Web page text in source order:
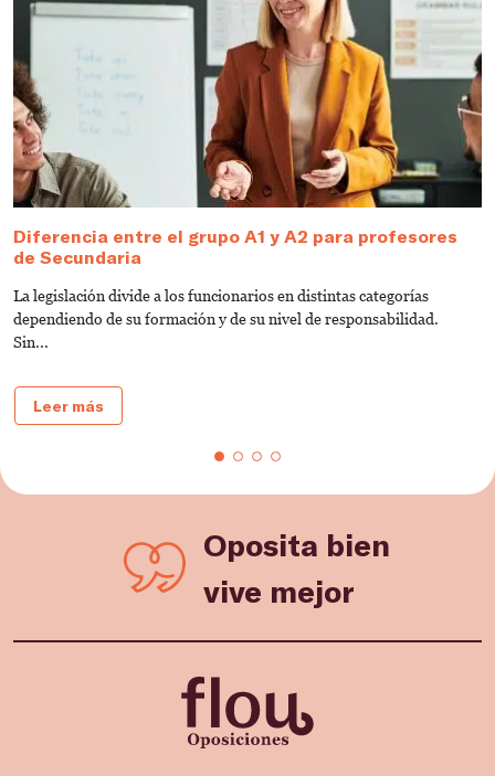
Diferencia entre el grupo A1 y A2 para profesores
de Secundaria
La legislación divide a los funcionarios en distintas categorías
dependiendo de su formación y de su nivel de responsabilidad.
Sin...
Leer más
Oposita bien
vive mejor